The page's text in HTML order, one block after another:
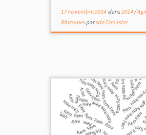
17 novembre 2014dans2014/
Rhizomesparsdn72master